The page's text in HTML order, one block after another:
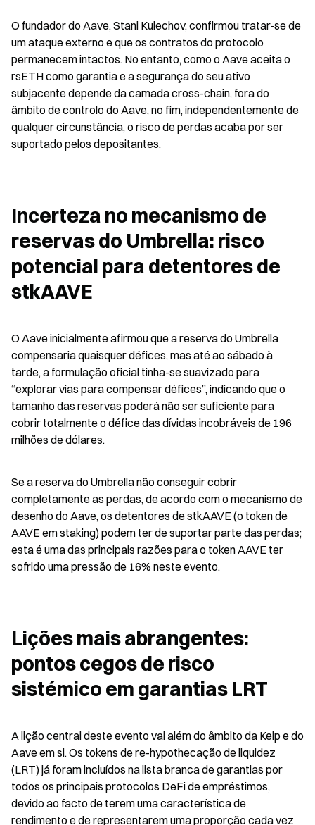
O fundador do Aave, Stani Kulechov, confirmou tratar-se de
um ataque externo e que os contratos do protocolo
permanecem intactos. No entanto, como o Aave aceita o
rsETH como garantia e a segurança do seu ativo
subjacente depende da camada cross-chain, fora do
âmbito de controlo do Aave, no fim, independentemente de
qualquer circunstância, o risco de perdas acaba por ser
suportado pelos depositantes.
Incerteza no mecanismo de
reservas do Umbrella: risco
potencial para detentores de
stkAAVE
O Aave inicialmente afirmou que a reserva do Umbrella
compensaria quaisquer défices, mas até ao sábado à
tarde, a formulação oficial tinha-se suavizado para
“explorar vias para compensar défices”, indicando que o
tamanho das reservas poderá não ser suficiente para
cobrir totalmente o défice das dívidas incobráveis de 196
milhões de dólares.
Se a reserva do Umbrella não conseguir cobrir
completamente as perdas, de acordo com o mecanismo de
desenho do Aave, os detentores de stkAAVE (o token de
AAVE em staking) podem ter de suportar parte das perdas;
esta é uma das principais razões para o token AAVE ter
sofrido uma pressão de 16% neste evento.
Lições mais abrangentes:
pontos cegos de risco
sistémico em garantias LRT
A lição central deste evento vai além do âmbito da Kelp e do
Aave em si. Os tokens de re-hypothecação de liquidez
(LRT) já foram incluídos na lista branca de garantias por
todos os principais protocolos DeFi de empréstimos,
devido ao facto de terem uma característica de
rendimento e de representarem uma proporção cada vez